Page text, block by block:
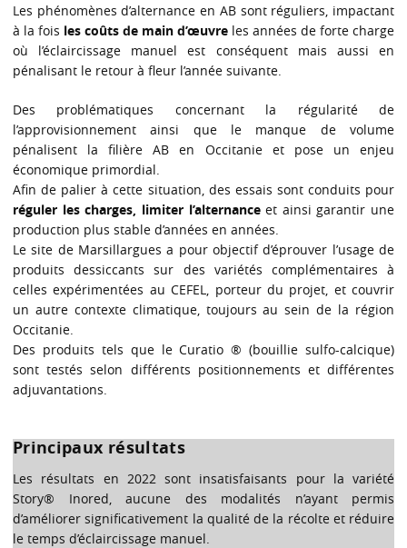
Les phénomènes d’alternance en AB sont réguliers, impactant
à la fois les coûts de main d’œuvre les années de forte charge
où l’éclaircissage manuel est conséquent mais aussi en
pénalisant le retour à fleur l’année suivante.
Des problématiques concernant la régularité de
l’approvisionnement ainsi que le manque de volume
pénalisent la filière AB en Occitanie et pose un enjeu
économique primordial.
Afin de palier à cette situation, des essais sont conduits pour
réguler les charges, limiter l’alternanceet ainsi garantir une
production plus stable d’années en années.
Le site de Marsillargues a pour objectif d’éprouver l’usage de
produits dessiccants sur des variétés complémentaires à
celles expérimentées au CEFEL, porteur du projet, et couvrir
un autre contexte climatique, toujours au sein de la région
Occitanie.
Des produits tels que le Curatio ® (bouillie sulfo-calcique)
sont testés selon différents positionnements et différentes
adjuvantations.
Principaux résultats
Les résultats en 2022 sont insatisfaisants pour la variété
Story® Inored, aucune des modalités n’ayant permis
d’améliorer significativement la qualité de la récolte et réduire
le temps d’éclaircissage manuel.